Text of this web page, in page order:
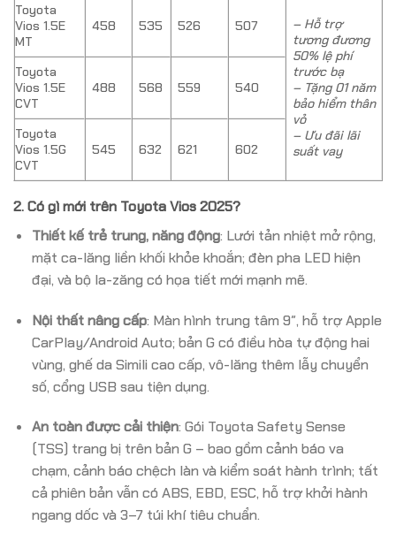
Toyota
Vios 1.5E
MT
458 535 526 507
– Hỗ trợ
tương đương
50% lệ phí
trước bạ
– Tặng 01 năm
bảo hiểm thân
vỏ
– Ưu đãi lãi
suất vay
Toyota
Vios 1.5E
CVT
488 568 559 540
Toyota
Vios 1.5G
CVT
545 632 621 602
2. Có gì mới trên Toyota Vios 2025?
Thiết kế trẻ trung, năng động: Lưới tản nhiệt mở rộng,
mặt ca-lăng liền khối khỏe khoắn; đèn pha LED hiện
đại, và bộ la-zăng có họa tiết mới mạnh mẽ.
Nội thất nâng cấp: Màn hình trung tâm 9″, hỗ trợ Apple
CarPlay/Android Auto; bản G có điều hòa tự động hai
vùng, ghế da Simili cao cấp, vô-lăng thêm lẫy chuyển
số, cổng USB sau tiện dụng.
An toàn được cải thiện: Gói Toyota Safety Sense
(TSS) trang bị trên bản G – bao gồm cảnh báo va
chạm, cảnh báo chệch làn và kiểm soát hành trình; tất
cả phiên bản vẫn có ABS, EBD, ESC, hỗ trợ khởi hành
ngang dốc và 3–7 túi khí tiêu chuẩn.